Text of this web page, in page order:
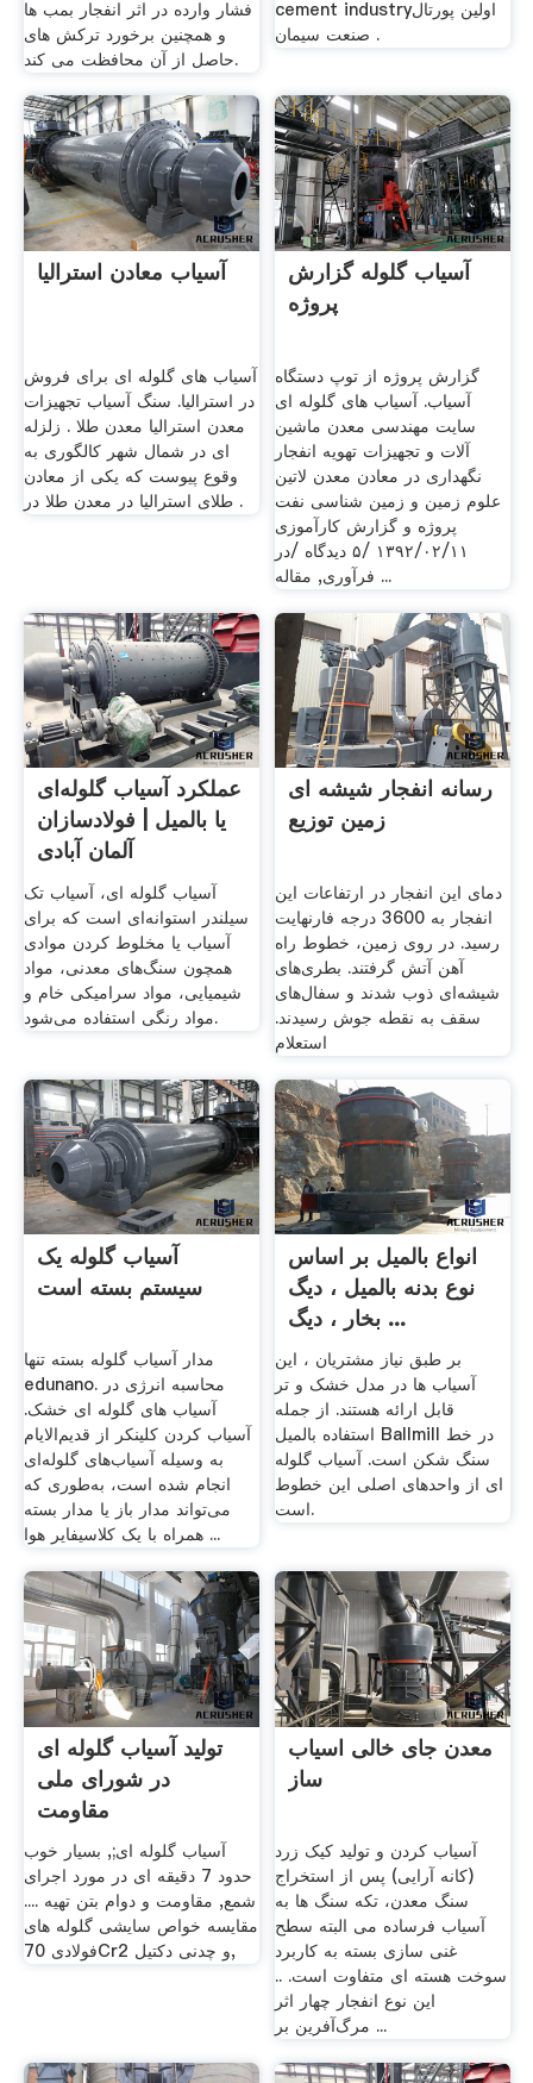
فشار وارده در اثر انفجار بمب ها
و همچنین برخورد ترکش های
حاصل از آن محافظت می کند.
cement industryاولین پورتال
صنعت سیمان .
آسیاب معادن استرالیا
آسیاب های گلوله ای برای فروش
در استرالیا. سنگ آسیاب تجهیزات
معدن استرالیا معدن طلا . زلزله
ای در شمال شهر کالگوری به
وقوع پیوست که یکی از معادن
طلای استرالیا در معدن طلا در .
آسیاب گلوله گزارش
پروژه
گزارش پروژه از توپ دستگاه
آسیاب. آسیاب های گلوله ای
سایت مهندسی معدن ماشین
آلات و تجهیزات تهویه انفجار
نگهداری در معادن معدن لاتین
علوم زمین و زمین شناسی نفت
پروژه و گزارش کارآموزی
۱۳۹۲/۰۲/۱۱ /۵ دیدگاه /در
فرآوری, مقاله ...
عملکرد آسیاب گلوله‌ای
یا بالمیل | فولادسازان
آلمان آبادی
آسیاب گلوله ای، آسیاب تک
سیلندر استوانه‌ای است که برای
آسیاب یا مخلوط کردن موادی
همچون سنگ‌های معدنی، مواد
شیمیایی، مواد سرامیکی خام و
مواد رنگی استفاده می‌شود.
رسانه انفجار شیشه ای
زمین توزیع
دمای این انفجار در ارتفاعات این
انفجار به 3600 درجه فارنهایت
رسید. در روی زمین، خطوط راه
آهن آتش گرفتند. بطری‌های
شیشه‌ای ذوب شدند و سفال‌های
سقف به نقطه جوش رسیدند.
استعلام
آسیاب گلوله یک
سیستم بسته است
مدار آسیاب گلوله بسته تنها
edunano. محاسبه انرژی در
آسیاب های گلوله ای خشک.
آسیاب کردن کلینکر از قدیم‌الایام
به وسیله آسیاب‌های گلوله‌ای
انجام شده است، به‌طوری که
می‌تواند مدار باز یا مدار بسته
همراه با یک کلاسیفایر هوا ...
انواع بالمیل بر اساس
نوع بدنه بالمیل ، دیگ
بخار ، دیگ ...
بر طبق نیاز مشتریان ، این
آسیاب ها در مدل خشک و تر
قابل ارائه هستند. از جمله
استفاده بالمیل Ballmill در خط
سنگ شکن است. آسیاب گلوله
ای از واحدهای اصلی این خطوط
است.
تولید آسیاب گلوله ای
در شورای ملی
مقاومت
آسیاب گلوله ای;, بسیار خوب
حدود 7 دقیقه ای در مورد اجرای
شمع, مقاومت و دوام بتن تهیه ....
مقایسه خواص سایشی گلوله های
فولادی 70Cr2 و چدنی دکتیل,
معدن جای خالی اسیاب
ساز
آسیاب کردن و تولید کیک زرد
(کانه آرایی) پس از استخراج
سنگ معدن، تکه سنگ ها به
آسیاب فرساده می البته سطح
غنی سازی بسته به کاربرد
سوخت هسته ای متفاوت است. ..
این نوع انفجار چهار اثر
مرگ‌آفرین بر ...